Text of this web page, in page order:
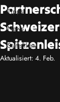
Tipps
News
Statistiken
Schweizer
Aktualisiert: 4. Feb.